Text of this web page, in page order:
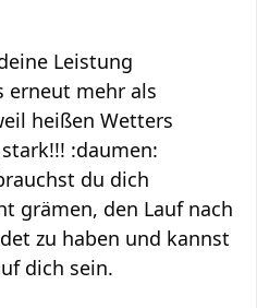
Leistung
erneut mehr als
heißen Wetters
:daumen:
du dich
grämen, den Lauf nach
zu haben und kannst
dich sein.